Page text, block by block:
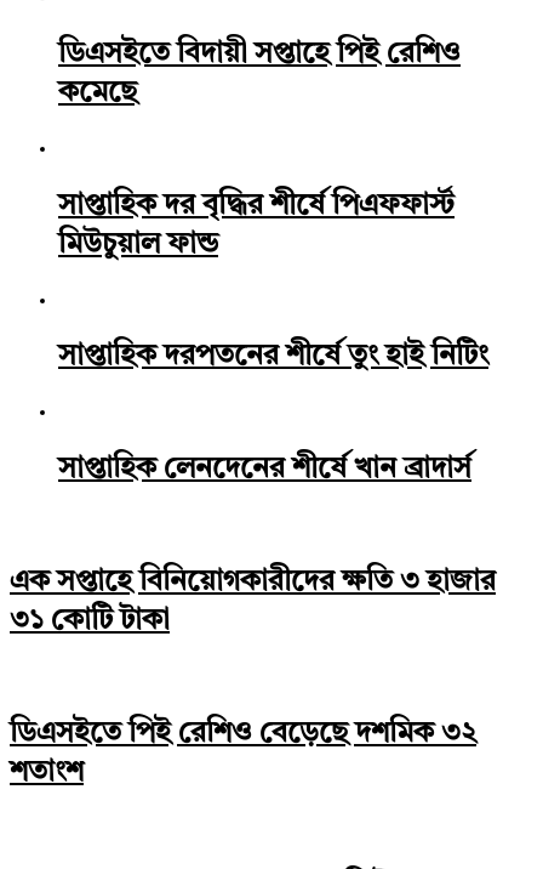
ডিএসইতে বিদায়ী সপ্তাহে পিই রেশিও
কমেছে
সাপ্তাহিক দর বৃদ্ধির শীর্ষে পিএফফার্স্ট
মিউচুয়াল ফান্ড
সাপ্তাহিক দরপতনের শীর্ষে তুং হাই নিটিং
সাপ্তাহিক লেনদেনের শীর্ষে খান ব্রাদার্স
এক সপ্তাহে বিনিয়োগকারীদের ক্ষতি ৩ হাজার
৩১ কোটি টাকা
ডিএসইতে পিই রেশিও বেড়েছে দশমিক ৩২
শতাংশ